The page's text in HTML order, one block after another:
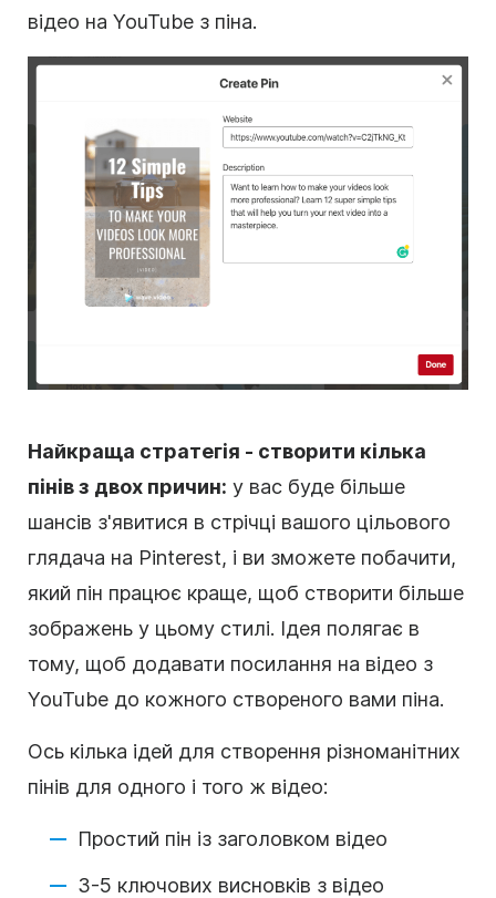
відео на YouTube з піна.
Найкраща стратегія - створити кілька
пінів з двох причин: у вас буде більше
шансів з'явитися в стрічці вашого цільового
глядача на Pinterest, і ви зможете побачити,
який пін працює краще, щоб створити більше
зображень у цьому стилі. Ідея полягає в
тому, щоб додавати посилання на відео з
YouTube до кожного створеного вами піна.
Ось кілька ідей для створення різноманітних
пінів для одного і того ж відео:
Простий пін із заголовком відео
3-5 ключових висновків з відео